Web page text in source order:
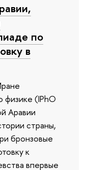
по
в
(IPhO
Аравии
страны,
бронзовые
к
впервые